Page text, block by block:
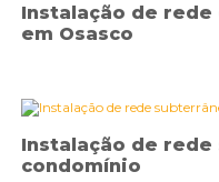
Instalação de
em Osasco
Instalação de
condomínio